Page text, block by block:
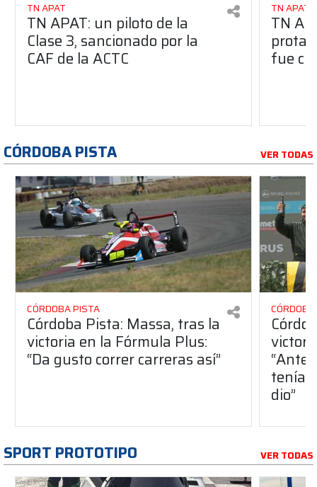
TN APAT
TN APAT: un piloto de la
Clase 3, sancionado por la
CAF de la ACTC
TN APAT
TN
fue
CÓRDOBA PISTA VER TODAS
CÓRDOBA PISTA
Córdoba Pista: Massa, tras la
victoria en la Fórmula Plus:
“Da gusto correr carreras así”
dio”
SPORT PROTOTIPO VER TODAS